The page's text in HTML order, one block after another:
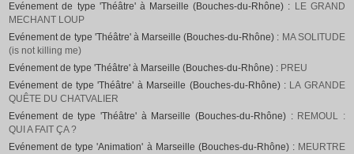
Evénement de type 'Théâtre' à Marseille (Bouches-du-Rhône) : LE GRAND
MECHANT LOUP
Evénement de type 'Théâtre' à Marseille (Bouches-du-Rhône) : MA SOLITUDE
(is not killing me)
Evénement de type 'Théâtre' à Marseille (Bouches-du-Rhône) : PREU
Evénement de type 'Théâtre' à Marseille (Bouches-du-Rhône) : LA GRANDE
QUÊTE DU CHATVALIER
Evénement de type 'Théâtre' à Marseille (Bouches-du-Rhône) : REMOUL :
QUI A FAIT ÇA ?
Evénement de type 'Animation' à Marseille (Bouches-du-Rhône) : MEURTRE